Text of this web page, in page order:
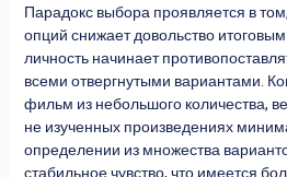
Парадокс выбора проявляется в
опций снижает довольство
личность начинает
всеми отвергнутыми вариантами.
фильм из небольшого количества,
не изученных произведениях
определении из множества